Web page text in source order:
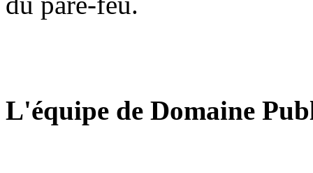
L'équipe de Domaine